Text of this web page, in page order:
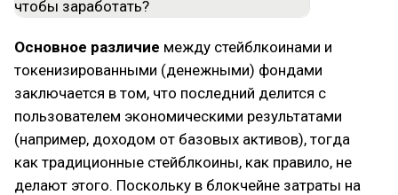
Основное различие между стейблкоинами и
токенизированными (денежными) фондами
заключается в том, что последний делится с
пользователем экономическими результатами
(например, доходом от базовых активов), тогда
как традиционные стейблкоины, как правило, не
делают этого. Поскольку в блокчейне затраты на